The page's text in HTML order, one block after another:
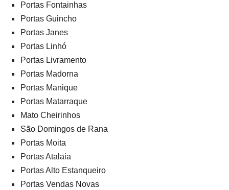
Portas Fontainhas
Portas Guincho
Portas Janes
Portas Linhó
Portas Livramento
Portas Madorna
Portas Manique
Portas Matarraque
Mato Cheirinhos
São Domingos de Rana
Portas Moita
Portas Atalaia
Portas Alto Estanqueiro
Portas Vendas Novas